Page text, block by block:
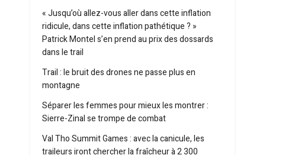
« Jusqu’où allez-vous aller dans cette inflation
ridicule, dans cette inflation pathétique ? »
Patrick Montel s’en prend au prix des dossards
dans le trail
Trail : le bruit des drones ne passe plus en
montagne
Séparer les femmes pour mieux les montrer :
Sierre-Zinal se trompe de combat
Val Tho Summit Games : avec la canicule, les
traileurs iront chercher la fraîcheur à 2 300